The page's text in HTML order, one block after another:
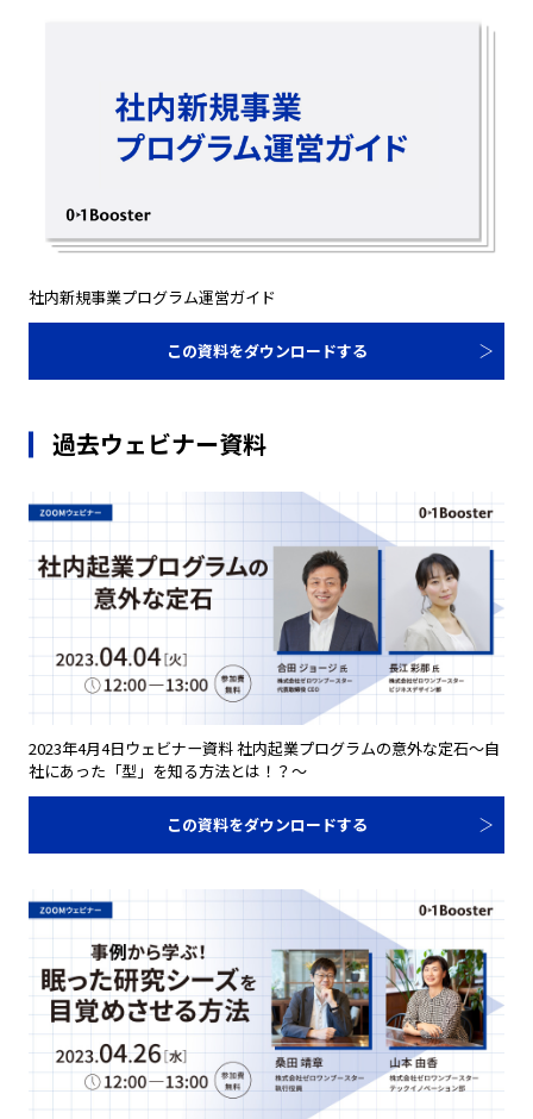
社内新規事業プログラム運営ガイド
この資料をダウンロードする
過去ウェビナー資料
2023年4月4日ウェビナー資料 社内起業プログラムの意外な定石～自
社にあった「型」を知る方法とは！？～
この資料をダウンロードする